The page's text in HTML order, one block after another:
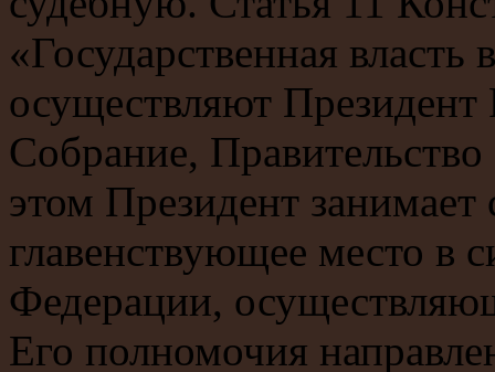
«Государственная
осуществляют
Собрание,
этом Президент занимает
главенствующее место в
Федерации,
Его полномочия